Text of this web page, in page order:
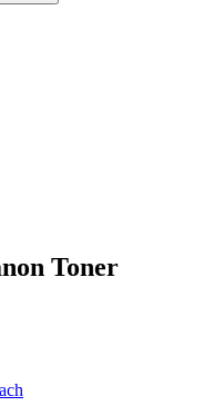
Toner